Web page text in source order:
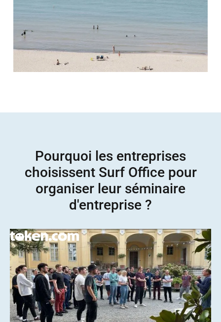
Pourquoi les entreprises
choisissent Surf Office pour
organiser leur séminaire
d'entreprise ?